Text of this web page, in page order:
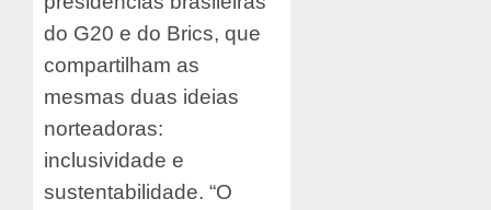
do G20 e do Brics, que
compartilham as
mesmas duas ideias
norteadoras:
inclusividade e
sustentabilidade. “O